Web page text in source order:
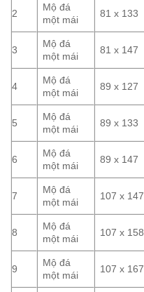
2
Mộ đá
một mái
81 x 133
3
Mộ đá
một mái
81 x 147
4
Mộ đá
một mái
89 x 127
5
Mộ đá
một mái
89 x 133
6
Mộ đá
một mái
89 x 147
7
Mộ đá
một mái
107 x 147
8
Mộ đá
một mái
107 x 158
9
Mộ đá
một mái
107 x 167